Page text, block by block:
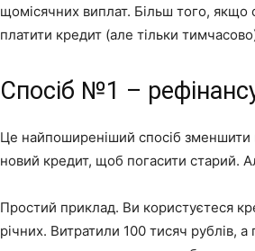
щомісячних виплат. Більш того, якщо
платити кредит (але тільки
Спосіб №1 –
Це найпоширеніший спосіб зменшити
новий кредит, щоб погасити старий.
Простий приклад. Ви користуєтеся
річних. Витратили 100 тисяч рублів,